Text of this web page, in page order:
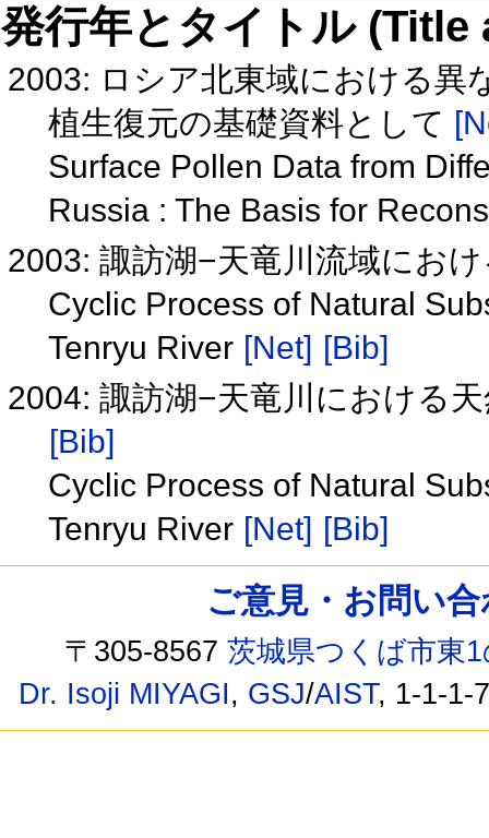
発行年とタイトル
2003: ロシア北東域における異
植生復元の基礎資料として
Surface Pollen Data from
Russia : The Basis for
2003: 諏訪湖−天竜川流域にお
Cyclic Process of Natural
Tenryu River [Net] [Bib]
2004: 諏訪湖−天竜川における
[Bib]
Cyclic Process of Natural
Tenryu River [Net] [Bib]
ご意見・お問い
〒305-8567茨城県つくば市東
Dr. Isoji MIYAGI, GSJ/AIST, 1-1-1-